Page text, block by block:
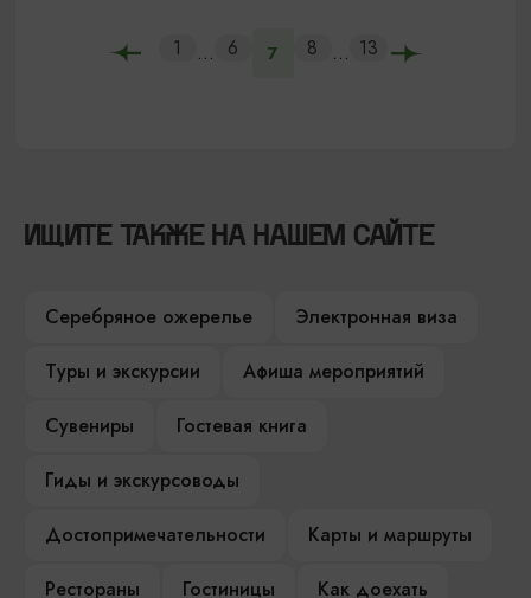
1 ... 6 7 8 ... 13
ИЩИТЕ ТАКЖЕ НА НАШЕМ САЙТЕ
Серебряное ожерелье
Электронная виза
Туры и экскурсии
Афиша мероприятий
Сувениры
Гостевая книга
Гиды и экскурсоводы
Достопримечательности
Карты и маршруты
Рестораны
Гостиницы
Как доехать